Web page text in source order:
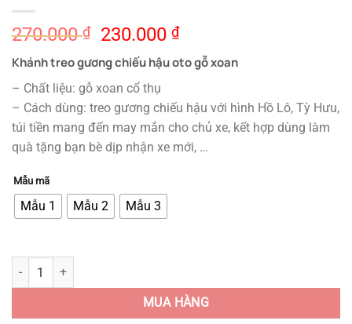
270.000₫
Original
price
was:
270.000 ₫.
230.000₫Current
price
is:
Khánh treo gương chiếu hậu oto gỗ xoan
– Chất liệu: gỗ xoan cổ thụ
– Cách dùng: treo gương chiếu hậu với hình Hồ Lô, Tỳ Hưu,
túi tiền mang đến may mắn cho chủ xe, kết hợp dùng làm
quà tặng bạn bè dịp nhận xe mới, …
Mẫu mã
Mẫu 1 Mẫu 2 Mẫu 3
Khánh treo gương chiếu hậu oto gỗ xoan quantity
MUA HÀNG